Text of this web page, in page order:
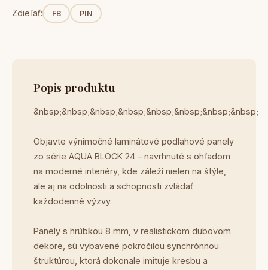
Zdieľať: FB PIN
Popis produktu
&nbsp;&nbsp;&nbsp;&nbsp;&nbsp;&nbsp;&nbsp;&nbsp;
Objavte výnimočné laminátové podlahové panely
zo série AQUA BLOCK 24 – navrhnuté s ohľadom
na moderné interiéry, kde záleží nielen na štýle,
ale aj na odolnosti a schopnosti zvládať
každodenné výzvy.
Panely s hrúbkou 8 mm, v realistickom dubovom
dekore, sú vybavené pokročilou synchrónnou
štruktúrou, ktorá dokonale imituje kresbu a